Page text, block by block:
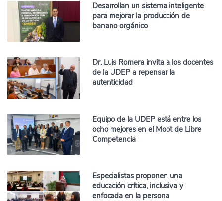
Desarrollan un sistema inteligente
para mejorar la producción de
banano orgánico
Dr. Luis Romera invita a los docentes
de la UDEP a repensar la
autenticidad
Equipo de la UDEP está entre los
ocho mejores en el Moot de Libre
Competencia
Especialistas proponen una
educación crítica, inclusiva y
enfocada en la persona